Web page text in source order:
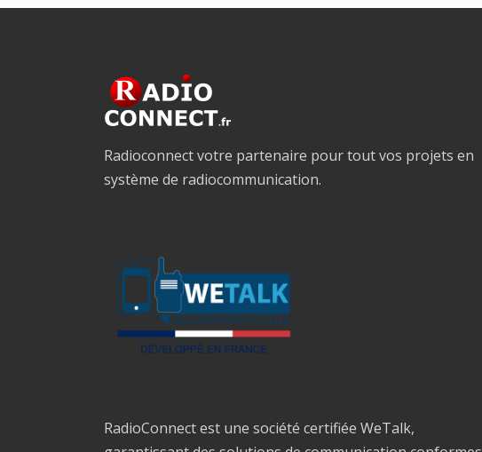
Radioconnect votre partenaire pour tout vos projets en
système de radiocommunication.
RadioConnect est une société certifiée WeTalk,